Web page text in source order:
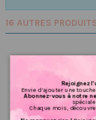
16 AUTRES
Rejoignez
Envie d’ajouter une
Abonnez-vous à notre
Chaque mois,